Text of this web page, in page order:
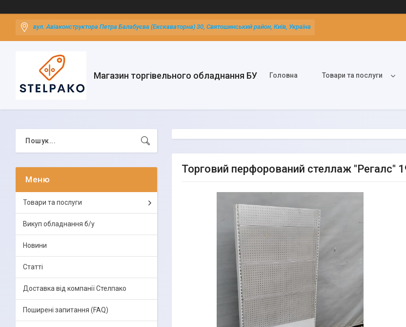
вул. Авіаконструктора Петра Балабуєва (Екскаваторна) 30, Святошинський район, Київ, Україна
Магазин торгівельного обладнання БУ Головна Товари та послуги
Торговий перфорований стеллаж "Регалс"
Товари та послуги
Викуп обладнання б/у
Новини
Статті
Доставка від компанії Стелпако
Поширені запитання (FAQ)